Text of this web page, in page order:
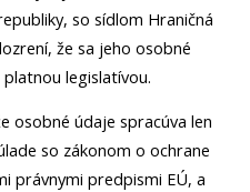
so sídlom Hraničná
že sa jeho osobné
legislatívou.
osobné údaje spracúva len
so zákonom o ochrane
právnymi predpismi EÚ, a